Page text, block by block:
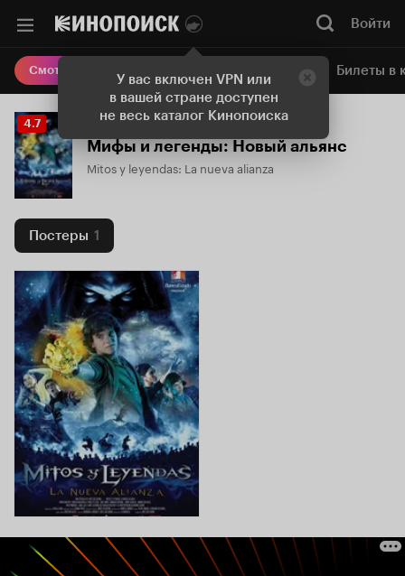
У вас включен VPN или
в вашей стране доступен
не весь каталог Кинопоиска
Войти
Смотреть кино Онлайн-кинотеатр Билеты в
Рейтинг
Кинопоиска
4.7
4.7
Мифы и легенды: Новый альянс
Mitos y leyendas: La nueva alianza
Постеры 1